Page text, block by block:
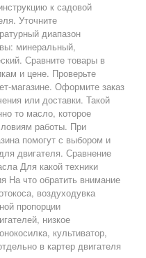
к садовой
Уточните
диапазон
минеральный,
Сравните товары в
и цене. Проверьте
магазине. Оформите заказ
или доставки. Такой
то масло, которое
работы. При
помогут с выбором и
двигателя. Сравнение
Для какой техники
На что обратить внимание
воздуходувка
пропорции
низкое
культиватор,
в картер двигателя